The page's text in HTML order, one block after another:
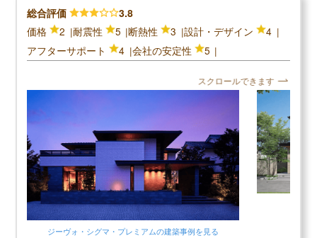
住友林業の読まれている記事
▶住友林業評判は？建てた人に聞きました
▶住友林業で建てて後悔した点、良かった点は？
のにまた同じ症状が出たりするので、正直信用はあ
りません。地震が来た時の耐震も不安で仕方がない
です。所々に雑な作業の跡があるので値段が高かっ
た分割にあいません。冬は寒く、夏は暑いです。隙
間が空いていて夏になるとアリが室内に侵入してく
るところも不満です。結論は、外観は可愛いけれ
ど、家の中は欠陥が多すぎるので全体的に不満があ
齢化と共に
た。カウン
額も安くコ
調査概要
調査方法：インターネット調査
調査対象：一建設で注文住宅を建てた人
総合評価
3.8
価格
2 耐震性 5 断熱性 3 設計・デザイン
4
アフターサポート
4 会社の安定性 5
スクロールできます
ジーヴォ・シグマ・プレミアムの建築事例を見る